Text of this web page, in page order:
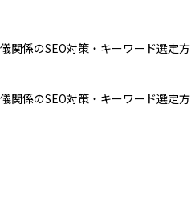
関係のSEO対策・キーワード選定方
関係のSEO対策・キーワード選定方